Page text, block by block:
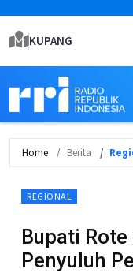
KUPANG
Home Berita
REGIONAL
Bupati
Penyuluh